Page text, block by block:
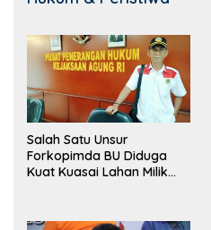
Salah Satu Unsur
Forkopimda BU Diduga
Kuat Kuasai Lahan Milik